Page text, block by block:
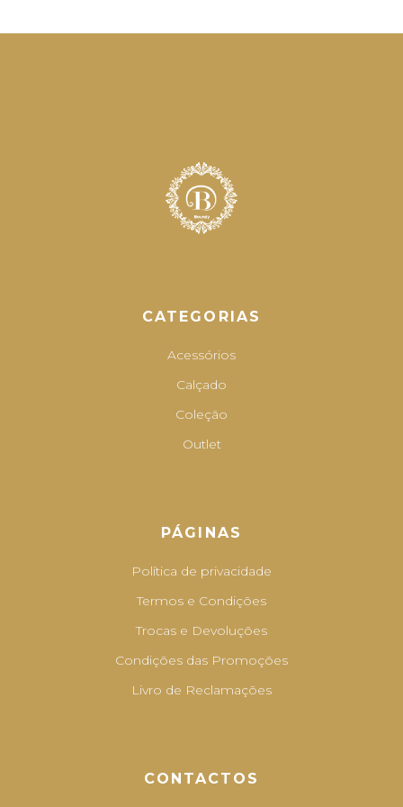
CATEGORIAS
Acessórios
Calçado
Coleção
Outlet
PÁGINAS
Política de privacidade
Termos e Condições
Trocas e Devoluções
Condições das Promoções
Livro de Reclamações
CONTACTOS